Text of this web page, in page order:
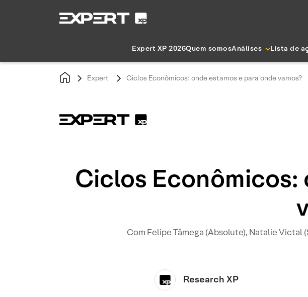
Expert XP 2026Quem somosAnálises Lista de
Expert Ciclos Econômicos: onde estamos e para onde vamos?
Ciclos Econômicos:
Com Felipe Tâmega (Absolute), Natalie Victal
Research XP